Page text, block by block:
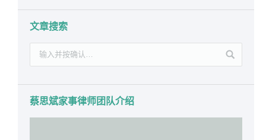
文章搜索
蔡思斌家事律师团队介绍